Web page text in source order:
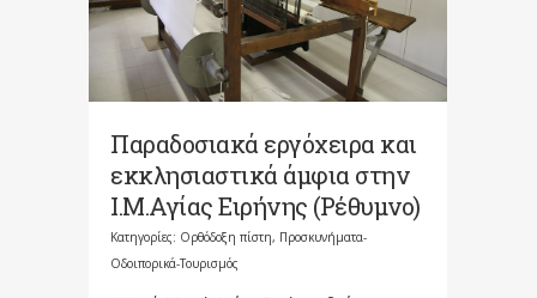
Παραδοσιακά εργόχειρα και
εκκλησιαστικά άμφια στην
Ι.Μ.Αγίας Ειρήνης (Ρέθυμνο)
Κατηγορίες: Ορθόδοξη πίστη, Προσκυνήματα-
Οδοιπορικά-Τουρισμός